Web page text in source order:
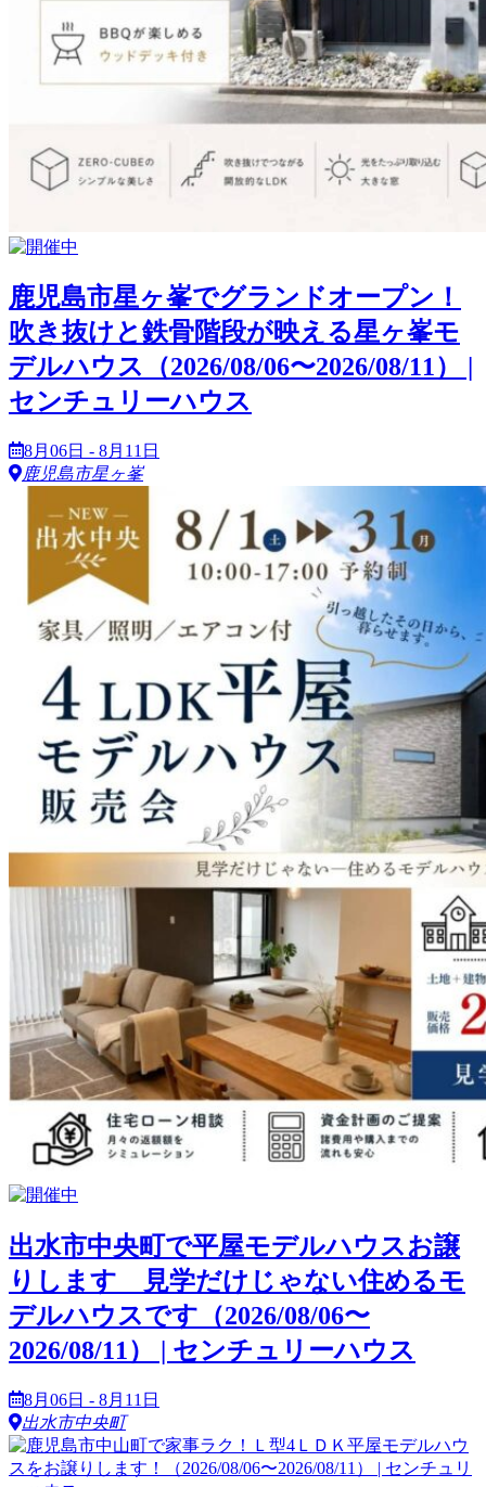
鹿児島市星ヶ峯でグランドオープン！
吹き抜けと鉄骨階段が映える星ヶ峯モ
デルハウス（2026/08/06〜2026/08/11） |
センチュリーハウス
8月06日 - 8月11日
鹿児島市星ヶ峯
出水市中央町で平屋モデルハウスお譲
りします 見学だけじゃない住めるモ
デルハウスです（2026/08/06〜
2026/08/11） | センチュリーハウス
8月06日 - 8月11日
出水市中央町